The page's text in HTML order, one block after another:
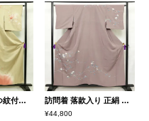
訪問着 良品 一つ紋付き 正絹 木の葉・植物柄 袷仕立て 身丈156.5cm 裄丈64.5cm 金彩 フォーマル 着物 扇子 ベージュ 訪問着 落款入り 正絹 花柄 友禅 袷仕立て 身丈156.5cm 裄丈64.5cm リサイクル着物 着物 共八掛 入学式 卒業式 七五三 お宮参り フォーマル 紫・藤色
¥44,800